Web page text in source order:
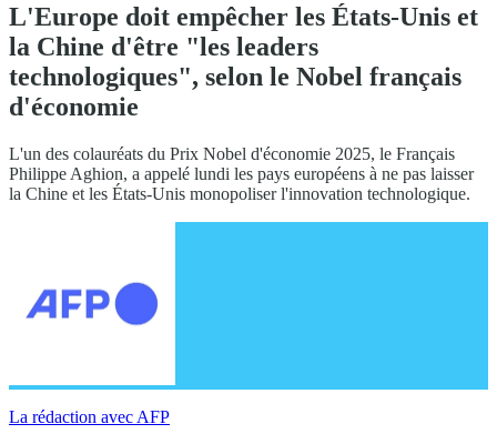
L'Europe doit empêcher les États-Unis et
la Chine d'être "les leaders
technologiques", selon le Nobel français
d'économie
L'un des colauréats du Prix Nobel d'économie 2025, le Français
Philippe Aghion, a appelé lundi les pays européens à ne pas laisser
la Chine et les États-Unis monopoliser l'innovation technologique.
La rédaction avec AFP